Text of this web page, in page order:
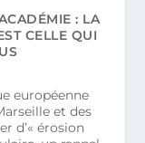
: LA
CELLE QUI
européenne
et des
d’« érosion